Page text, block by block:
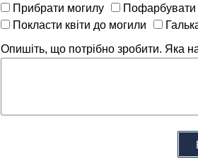
Прибрати могилу
Пофарбувати
Покласти квіти до могили
Опишіть, що потрібно зробити. Яка